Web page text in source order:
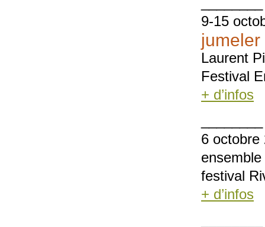
9-15
Laurent
Festival
+ d’infos
6 octobre
festival
+ d’infos